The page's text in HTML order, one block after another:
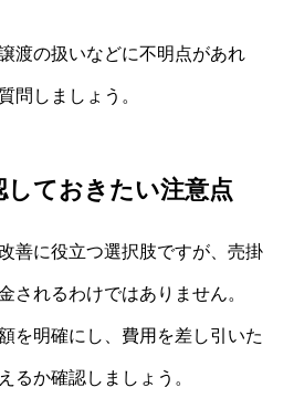
渡の扱いなどに不明点があれ
問しましょう。
しておきたい注意点
善に役立つ選択肢ですが、売掛
されるわけではありません。
を明確にし、費用を差し引いた
るか確認しましょう。